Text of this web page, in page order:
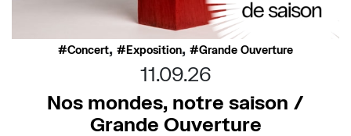
Concert, Exposition, Grande Ouverture
11.09.26
Nos mondes, notre saison /
Grande Ouverture